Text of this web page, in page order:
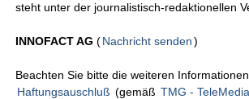
steht unter der journalistisch-redaktionellen
INNOFACT AG (Nachricht senden )
Beachten Sie bitte die weiteren
Haftungsauschluß (gemäß TMG -